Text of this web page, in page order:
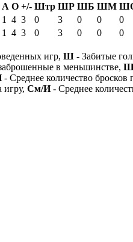
А О +/- Штр ШР ШБ ШМ
1 4 3 0 3 0 0 0
1 4 3 0 3 0 0 0
игр, Ш - Забитые
в меньшинстве,
- Среднее количество бросков
игру, См/И- Среднее